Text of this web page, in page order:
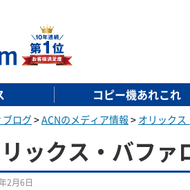
コピー機あれこれ
ログ>ACNのメディア情報 > オリック
ックス・バフ
2月6日